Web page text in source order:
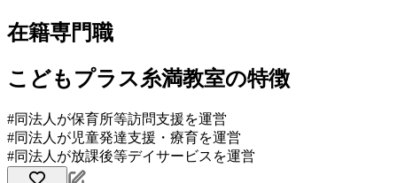
在籍専門職
こどもプラス糸満教室の特徴
#同法人が保育所等訪問支援を運営
#同法人が児童発達支援・療育を運営
#同法人が放課後等デイサービスを運営